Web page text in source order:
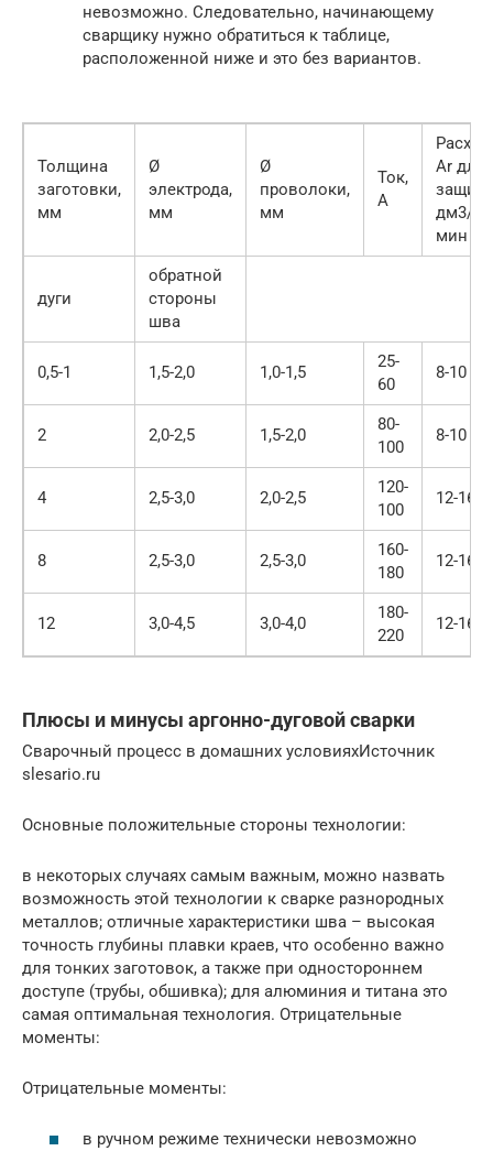
невозможно. Следовательно, начинающему
сварщику нужно обратиться к таблице,
расположенной ниже и это без вариантов.
Толщина
заготовки,
мм
Ø
электрода,
мм
Ø
проволоки,
мм
Ток,
A
Расход
Ar для
дм3/
мин
дуги
обратной
стороны
шва
0,5-1 1,5-2,0 1,0-1,5
25-
60
8-10
2 2,0-2,5 1,5-2,0
80-
100
8-10
4 2,5-3,0 2,0-2,5
120-
100
12-16
8 2,5-3,0 2,5-3,0
160-
180
12-16
12 3,0-4,5 3,0-4,0
180-
220
12-16
Плюсы и минусы аргонно-дуговой сварки
Сварочный процесс в домашних условияхИсточник
slesario.ru
Основные положительные стороны технологии:
в некоторых случаях самым важным, можно назвать
возможность этой технологии к сварке разнородных
металлов; отличные характеристики шва – высокая
точность глубины плавки краев, что особенно важно
для тонких заготовок, а также при одностороннем
доступе (трубы, обшивка); для алюминия и титана это
самая оптимальная технология. Отрицательные
моменты:
Отрицательные моменты:
в ручном режиме технически невозможно